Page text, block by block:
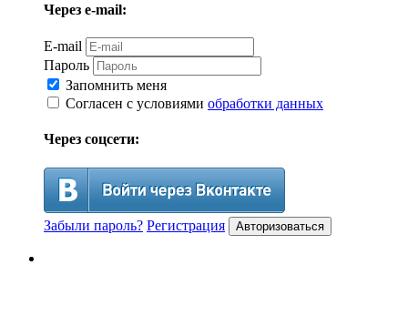
Через e-mail:
E-mail
Пароль
Запомнить меня
Согласен с условиями обработки данных
Через соцсети:
Забыли пароль? Регистрация Авторизоваться